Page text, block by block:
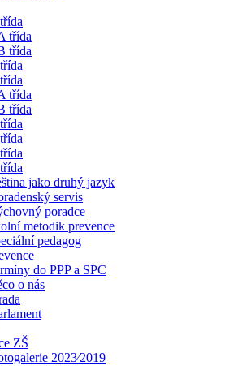
třída
třída
třída
třída
jako druhý jazyk
servis
poradce
metodik prevence
pedagog
do PPP a SPC
o nás
ZŠ
2023⁄2019